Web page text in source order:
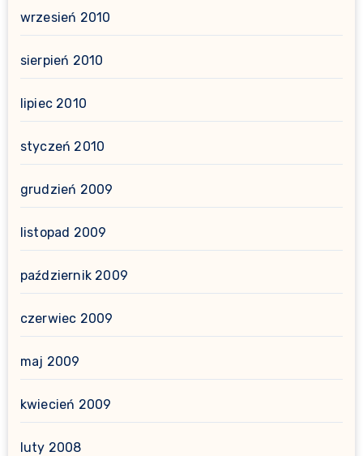
wrzesień 2010
sierpień 2010
lipiec 2010
styczeń 2010
grudzień 2009
listopad 2009
październik 2009
czerwiec 2009
maj 2009
kwiecień 2009
luty 2008